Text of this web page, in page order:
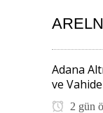
Adana
ve
2 gün